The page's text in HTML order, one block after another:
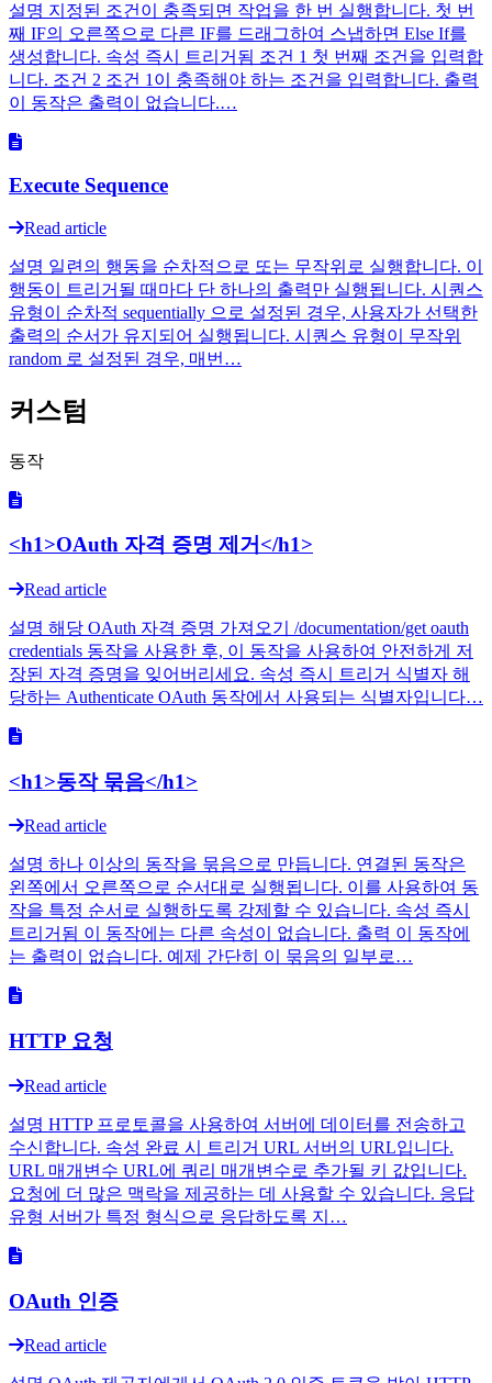
설명 지정된 조건이 충족되면 작업을 한 번 실행합니다. 첫 번
째 IF의 오른쪽으로 다른 IF를 드래그하여 스냅하면 Else If를
생성합니다. 속성 즉시 트리거됨 조건 1 첫 번째 조건을 입력합
니다. 조건 2 조건 1이 충족해야 하는 조건을 입력합니다. 출력
이 동작은 출력이 없습니다.…
Execute Sequence
Read article
설명 일련의 행동을 순차적으로 또는 무작위로 실행합니다. 이
행동이 트리거될 때마다 단 하나의 출력만 실행됩니다. 시퀀스
유형이 순차적 sequentially 으로 설정된 경우, 사용자가 선택한
출력의 순서가 유지되어 실행됩니다. 시퀀스 유형이 무작위
random 로 설정된 경우, 매번…
커스텀
동작
<h1>OAuth 자격 증명 제거</h1>
Read article
설명 해당 OAuth 자격 증명 가져오기 /documentation/get oauth
credentials 동작을 사용한 후, 이 동작을 사용하여 안전하게 저
장된 자격 증명을 잊어버리세요. 속성 즉시 트리거 식별자 해
당하는 Authenticate OAuth 동작에서 사용되는 식별자입니다…
<h1>동작 묶음</h1>
Read article
설명 하나 이상의 동작을 묶음으로 만듭니다. 연결된 동작은
왼쪽에서 오른쪽으로 순서대로 실행됩니다. 이를 사용하여 동
작을 특정 순서로 실행하도록 강제할 수 있습니다. 속성 즉시
트리거됨 이 동작에는 다른 속성이 없습니다. 출력 이 동작에
는 출력이 없습니다. 예제 간단히 이 묶음의 일부로…
HTTP 요청
Read article
설명 HTTP 프로토콜을 사용하여 서버에 데이터를 전송하고
수신합니다. 속성 완료 시 트리거 URL 서버의 URL입니다.
URL 매개변수 URL에 쿼리 매개변수로 추가될 키 값입니다.
요청에 더 많은 맥락을 제공하는 데 사용할 수 있습니다. 응답
유형 서버가 특정 형식으로 응답하도록 지…
OAuth 인증
Read article